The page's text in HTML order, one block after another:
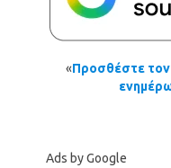
«Προσθέστε
Ads by Google